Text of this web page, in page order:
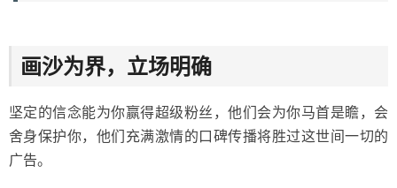
画沙为界，立场明确
坚定的信念能为你赢得超级粉丝，他们会为你马首是瞻，会
舍身保护你，他们充满激情的口碑传播将胜过这世间一切的
广告。